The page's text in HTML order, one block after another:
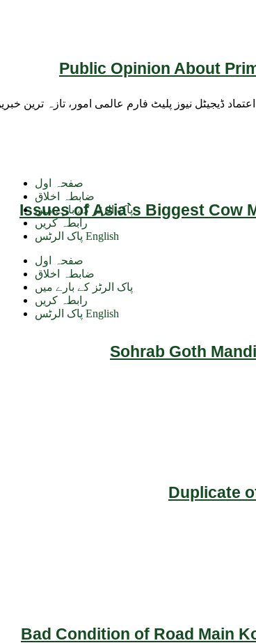
Public Opinion About
Issues of Asia`s Biggest Cow
Sohrab Goth
Duplicate
Bad Condition of Road Main
اعتماد ڈیجیٹل نیوز پلیٹ فارم عالمی امور، تازہ
صفحہ اول
ضابطہ اخلاق
پاک الرٹز کے بارے میں
رابطہ کریں
پاک الرٹس English
صفحہ اول
ضابطہ اخلاق
پاک الرٹز کے بارے میں
رابطہ کریں
پاک الرٹس English